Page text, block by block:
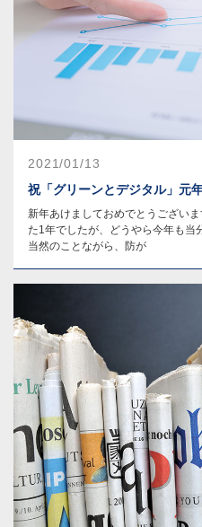
2021/01/13
祝「グリーンとデジタル」元年
新年あけましておめでとうござい
た1年でしたが、どうやら今年も当
当然のことながら、防が